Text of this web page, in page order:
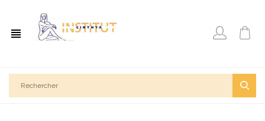
view_headline